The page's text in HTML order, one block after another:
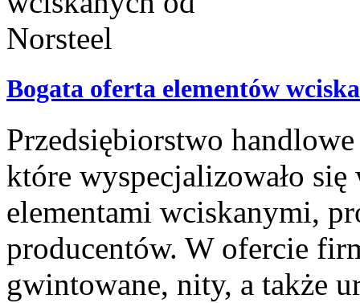
Bogata oferta elementów
Przedsiębiorstwo
które wyspecjalizowało
elementami wciskanymi,
producentów. W ofercie
gwintowane, nity, a także